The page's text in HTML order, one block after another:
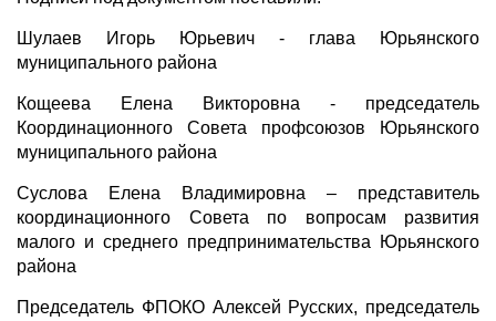
Шулаев Игорь Юрьевич - глава Юрьянского
муниципального района
Кощеева Елена Викторовна - председатель
Координационного Совета профсоюзов Юрьянского
муниципального района
Суслова Елена Владимировна – представитель
координационного Совета по вопросам развития
малого и среднего предпринимательства Юрьянского
района
Председатель ФПОКО Алексей Русских, председатель